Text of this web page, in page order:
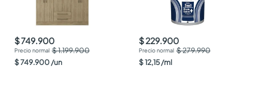
$ 749.900
$ 1.199.900
$749.900 /un
$ 229.900
$ 279.990
$12,15 /ml